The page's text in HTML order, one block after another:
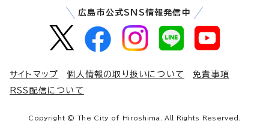
広島市公式SNS情報発信中
サイトマップ 個人情報の取り扱いについて
免責事項
RSS配信について
Copyright © The City of Hiroshima. All Rights Reserved.